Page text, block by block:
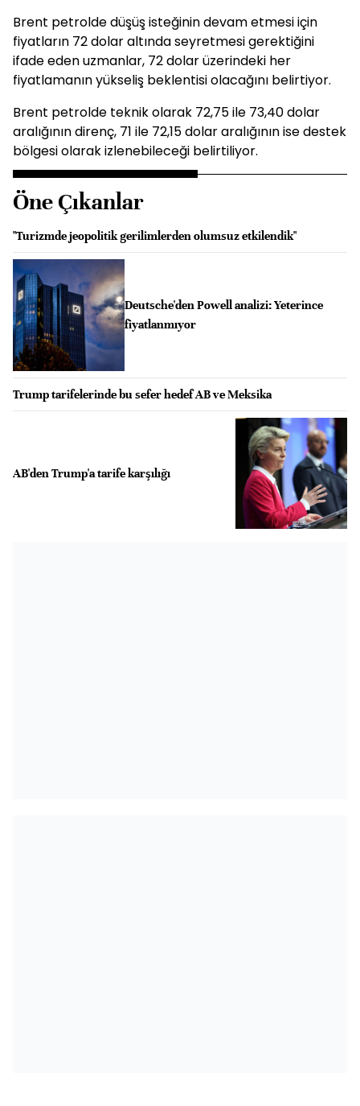
Brent petrolde düşüş isteğinin devam etmesi için
fiyatların 72 dolar altında seyretmesi gerektiğini
ifade eden uzmanlar, 72 dolar üzerindeki her
fiyatlamanın yükseliş beklentisi olacağını belirtiyor.
Brent petrolde teknik olarak 72,75 ile 73,40 dolar
aralığının direnç, 71 ile 72,15 dolar aralığının ise destek
bölgesi olarak izlenebileceği belirtiliyor.
Öne Çıkanlar
"Turizmde jeopolitik gerilimlerden olumsuz etkilendik"
Deutsche'den Powell analizi: Yeterince
fiyatlanmıyor
Trump tarifelerinde bu sefer hedef AB ve Meksika
AB'den Trump'a tarife karşılığı